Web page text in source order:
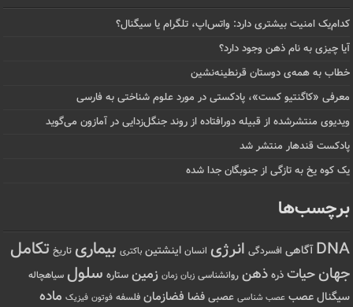
کدام‌یک امنیت بیشتری دارد: واتس‌اپ، تلگرام یا سیگنال؟
آیا چیزی به نام ذهن وجود دارد؟
خطاب به همه‌ی دوستان قرنطینه‌نشین
معرفی «کاگنتیو کست»، پادکستی در مورد علوم شناختی به فارسی
ویدیوی منتشرشده از قبیله دورافتاده‌ از روند جنگل‌زدایی در آمازون می‌گوید
پادکست قندهار منتشر شد
یک کوه یخ به تازگی از جنوبگان جدا شده
برچسب‌ها
DNA آگاهی افسردگی انرژی انسان اینشتین باکتری بیماری تاریخ تکامل
جهانحیات ذره ذهن روانشناسی زبان زمان زمین ستاره سلول سیاهچاله
سیگنال عصب عصب شناسی عصبی فضا فضازمان فلسفه فوتون فیزیک ماده